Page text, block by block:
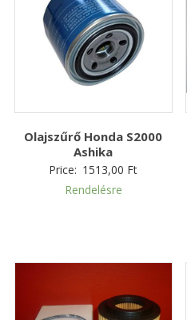
Olajszűrő Honda S2000
Ashika
Price: 1513,00 Ft
Rendelésre